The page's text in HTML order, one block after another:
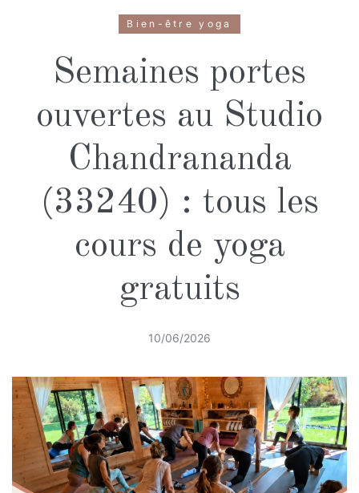
Bien-être yoga
Semaines portes
ouvertes au Studio
Chandrananda
(33240) : tous les
cours de yoga
gratuits
10/06/2026